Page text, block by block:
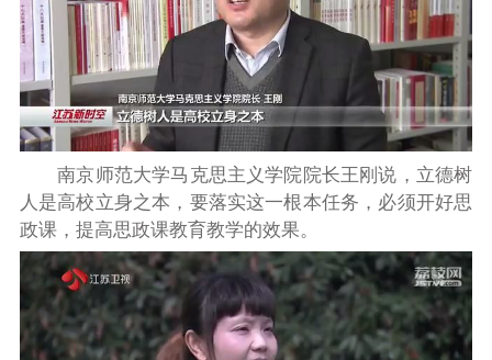
南京师范大学马克思主义学院院长王刚说，立德树
人是高校立身之本，要落实这一根本任务，必须开好思
政课，提高思政课教育教学的效果。